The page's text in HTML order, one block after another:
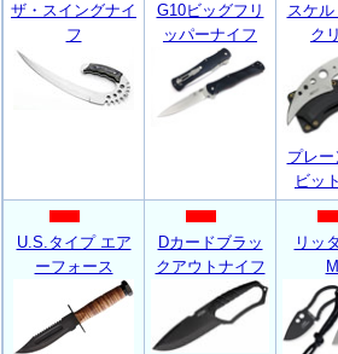
ザ・スイングナイ
フ
G10ビッグフリ
ッパーナイフ
スケル
ク
プレ
ビッ
U.S.タイプ エア
ーフォース
Dカードブラッ
クアウトナイフ
リッ